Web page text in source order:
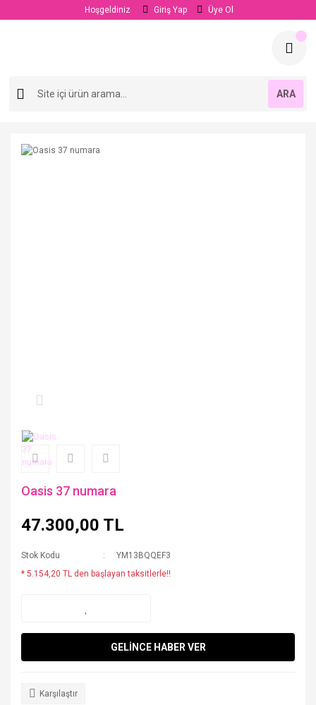
Hoşgeldiniz Giriş Yap Üye Ol
ARA
Oasis 37 numara
47.300,00 TL
Stok Kodu
YM13BQQEF3
* 5.154,20 TL den başlayan taksitlerle!!
GELİNCE HABER VER
Karşılaştır